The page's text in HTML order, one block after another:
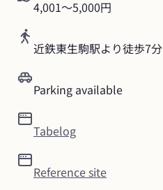
4,001～5,000円
近鉄東生駒駅より徒歩7分
Parking available
Tabelog
Reference site